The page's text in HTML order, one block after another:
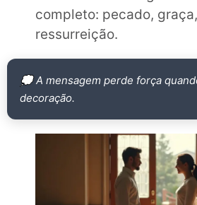
completo: pecado,
ressurreição.
💭 A mensagem perde força
decoração.